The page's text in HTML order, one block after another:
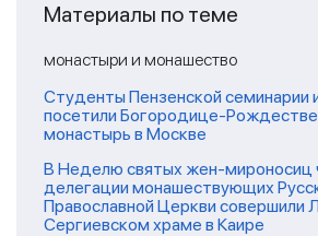
Материалы по теме
монастыри и монашество
Студенты Пензенской семинарии
посетили Богородице-
монастырь в Москве
В Неделю святых жен-мироносиц
делегации монашествующих
Православной Церкви совершили
Сергиевском храме в Каире